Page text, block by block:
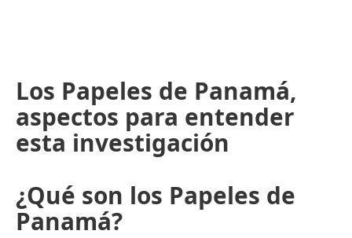
Los Papeles de Panamá,
aspectos para entender
esta investigación
¿Qué son los Papeles de
Panamá?